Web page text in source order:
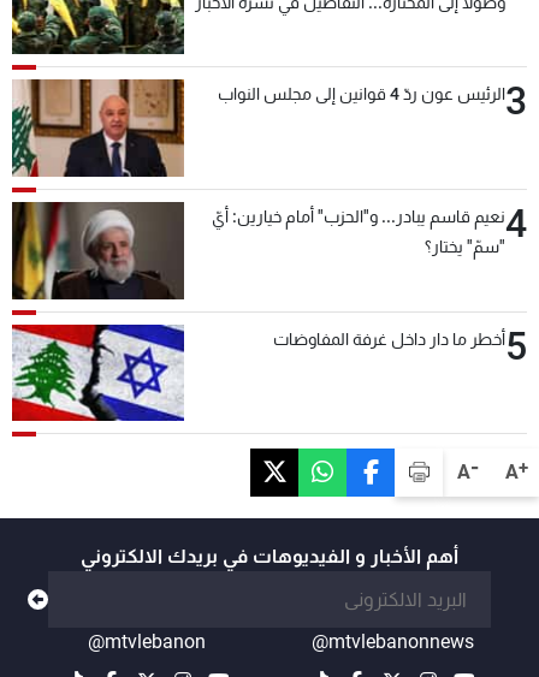
A+
A-
3الرئيس عون ردّ 4 قوانين إلى مجلس النواب
4نعيم قاسم يبادر... و"الحزب" أمام خيارين: أيّ
"سمّ" يختار؟
5أخطر ما دار داخل غرفة المفاوضات
أهم الأخبار و الفيديوهات في بريدك الالكتروني
@mtvlebanonnews
@mtvlebanon